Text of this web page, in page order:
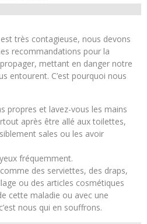
très contagieuse, nous devons
recommandations pour la
mettant en danger notre
entourent. C’est pourquoi nous
propres et lavez-vous les mains
après être allé aux toilettes,
sales ou les avoir
fréquemment.
des serviettes, des draps,
ou des articles cosmétiques
cette maladie ou avec une
nous qui en souffrons.